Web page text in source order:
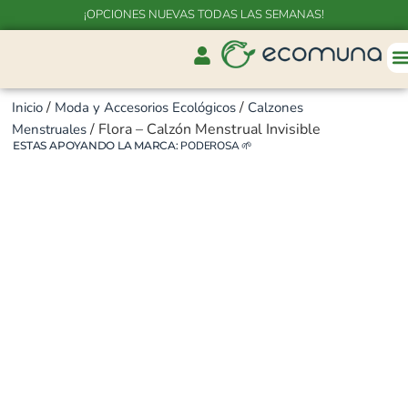
¡OPCIONES NUEVAS TODAS LAS SEMANAS!
Inicio / Moda y Accesorios Ecológicos / Calzones
Menstruales / Flora – Calzón Menstrual Invisible
ESTAS APOYANDO LA MARCA: PODEROSA🌱